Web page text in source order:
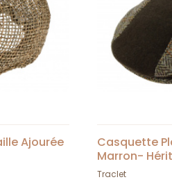
Ajourée
Casquette
Marron-
Traclet